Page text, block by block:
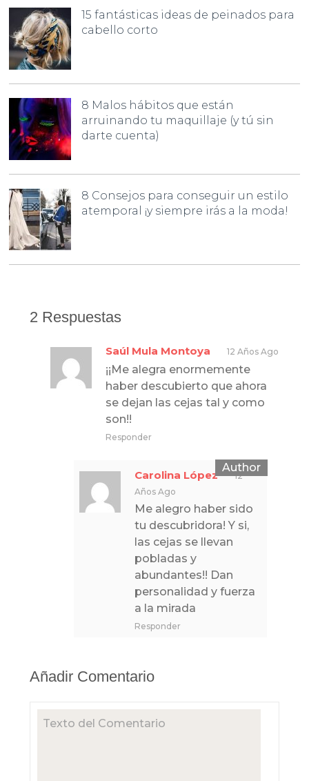
15 fantásticas ideas de peinados para
cabello corto
8 Malos hábitos que están
arruinando tu maquillaje (y tú sin
darte cuenta)
8 Consejos para conseguir un estilo
atemporal ¡y siempre irás a la moda!
2 Respuestas
Saúl Mula Montoya 12 Años Ago
¡¡Me alegra enormemente
haber descubierto que ahora
se dejan las cejas tal y como
son!!
Responder
Carolina López
12
Años Ago
Me alegro haber sido
tu descubridora! Y si,
las cejas se llevan
pobladas y
abundantes!! Dan
personalidad y fuerza
a la mirada
Responder
Añadir Comentario